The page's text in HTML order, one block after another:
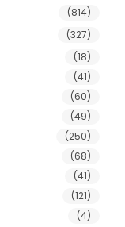
(814)
(327)
(18)
(41)
(60)
(49)
(250)
(68)
(41)
(121)
(4)